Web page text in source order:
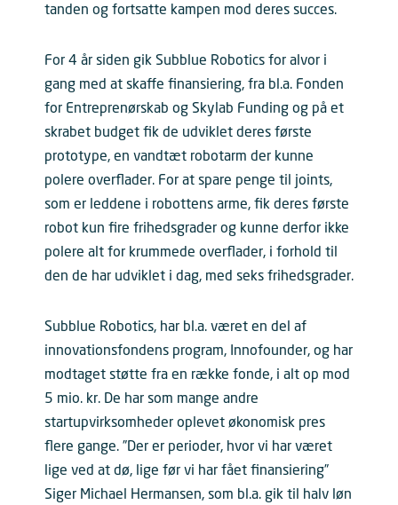
tanden og fortsatte kampen mod deres succes.
For 4 år siden gik Subblue Robotics for alvor i
gang med at skaffe finansiering, fra bl.a. Fonden
for Entreprenørskab og Skylab Funding og på et
skrabet budget fik de udviklet deres første
prototype, en vandtæt robotarm der kunne
polere overflader. For at spare penge til joints,
som er leddene i robottens arme, fik deres første
robot kun fire frihedsgrader og kunne derfor ikke
polere alt for krummede overflader, i forhold til
den de har udviklet i dag, med seks frihedsgrader.
Subblue Robotics, har bl.a. været en del af
innovationsfondens program, Innofounder, og har
modtaget støtte fra en række fonde, i alt op mod
5 mio. kr. De har som mange andre
startupvirksomheder oplevet økonomisk pres
flere gange. ”Der er perioder, hvor vi har været
lige ved at dø, lige før vi har fået finansiering”
Siger Michael Hermansen, som bl.a. gik til halv løn